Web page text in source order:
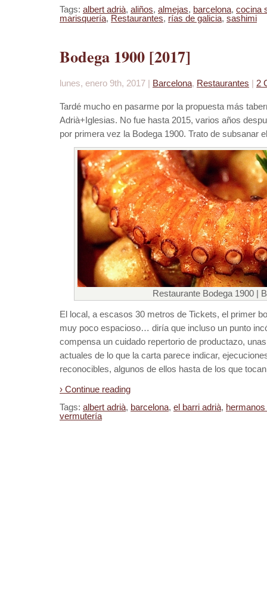
Tags: albert adrià, aliños, almejas, barcelona, cocina
marisquería, Restaurantes, rías de galicia, sashimi
Bodega 1900 [2017]
lunes, enero 9th, 2017 | Barcelona, Restaurantes | 2
Tardé mucho en pasarme por la propuesta más
Adrià+Iglesias. No fue hasta 2015, varios años
por primera vez la Bodega 1900. Trato de subsanar
Restaurante Bodega 1900 |
El local, a escasos 30 metros de Tickets, el primer
muy poco espacioso… diría que incluso un punto
compensa un cuidado repertorio de productazo,
actuales de lo que la carta parece indicar,
reconocibles, algunos de ellos hasta de los que
› Continue reading
Tags: albert adrià, barcelona, el barri adrià,
vermutería